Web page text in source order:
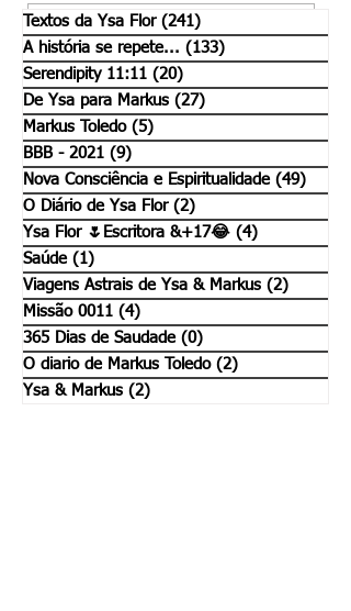
Escreva um comentário
Textos da Ysa Flor (241)
A história se repete... (133)
Serendipity 11:11 (20)
De Ysa para Markus (27)
Markus Toledo (5)
BBB - 2021 (9)
Nova Consciência e Espiritualidade (49)
O Diário de Ysa Flor (2)
Ysa Flor 🌷Escritora &+17😂 (4)
Saúde (1)
Viagens Astrais de Ysa & Markus (2)
Missão 0011 (4)
365 Dias de Saudade (0)
O diario de Markus Toledo (2)
Ysa & Markus (2)